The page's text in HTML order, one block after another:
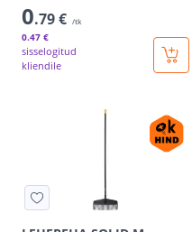
0.79 € /tk
0.47 €
sisselogitud
kliendile